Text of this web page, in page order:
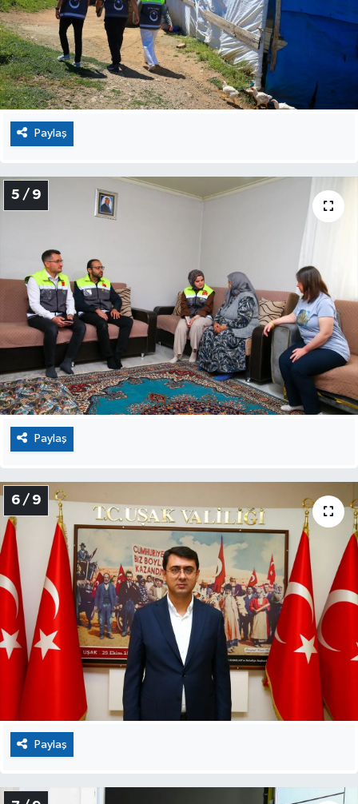
Paylaş
5 / 9
Paylaş
6 / 9
Paylaş